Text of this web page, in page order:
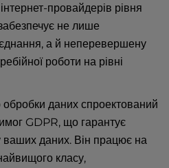
провайдерів рівня
не лише
а й неперевершену
роботи на рівні
даних спроектований
GDPR, що гарантує
ваших даних. Він працює на
класу,